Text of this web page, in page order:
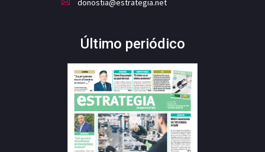
donostia@estrategia.net
Último periódico